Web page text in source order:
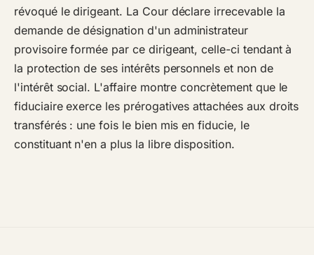
révoqué le dirigeant. La Cour déclare irrecevable la
demande de désignation d'un administrateur
provisoire formée par ce dirigeant, celle-ci tendant à
la protection de ses intérêts personnels et non de
l'intérêt social. L'affaire montre concrètement que le
fiduciaire exerce les prérogatives attachées aux droits
transférés : une fois le bien mis en fiducie, le
constituant n'en a plus la libre disposition.